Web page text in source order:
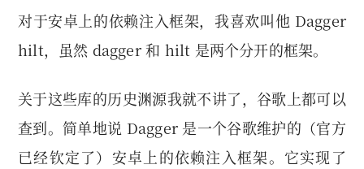
对于安卓上的依赖注入框架，我喜欢叫他 Dagger
hilt，虽然 dagger 和 hilt 是两个分开的框架。
关于这些库的历史渊源我就不讲了，谷歌上都可以
查到。简单地说 Dagger 是一个谷歌维护的（官方
已经钦定了）安卓上的依赖注入框架。它实现了